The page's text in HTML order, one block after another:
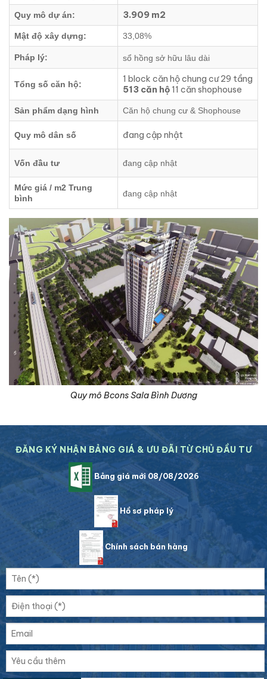
Quy mô dự án: 3.909 m2
Mật độ xây dựng: 33,08%
Pháp lý: sổ hồng sở hữu lâu dài
Tổng số căn hộ:
1 block căn hộ chung cư 29 tầng
513 căn hộ 11 căn shophouse
Sản phẩm dạng hình Căn hộ chung cư & Shophouse
Quy mô dân số đang cập nhật
Vốn đầu tư đang cập nhật
Mức giá / m2 Trung
bình
đang cập nhật
Quy mô Bcons Sala Bình Dương
ĐĂNG KÝ NHẬN BẢNG GIÁ & ƯU ĐÃI TỪ CHỦ ĐẦU TƯ
Bảng giá mới 08/08/2026
Hồ sơ pháp lý
Chính sách bán hàng